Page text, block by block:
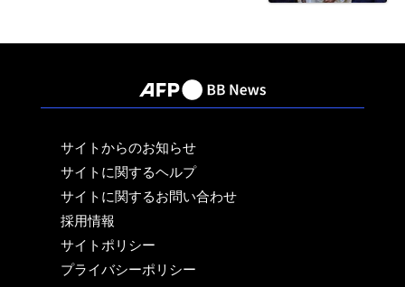
サイトからのお知らせ
サイトに関するヘルプ
サイトに関するお問い合わせ
採用情報
サイトポリシー
プライバシーポリシー